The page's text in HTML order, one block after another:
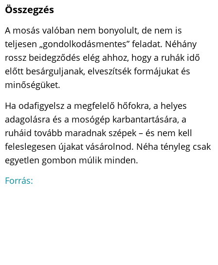
Összegzés
A mosás valóban nem bonyolult, de nem is
teljesen „gondolkodásmentes” feladat. Néhány
rossz beidegződés elég ahhoz, hogy a ruhák idő
előtt besárguljanak, elveszítsék formájukat és
minőségüket.
Ha odafigyelsz a megfelelő hőfokra, a helyes
adagolásra és a mosógép karbantartására, a
ruháid tovább maradnak szépek – és nem kell
feleslegesen újakat vásárolnod. Néha tényleg csak
egyetlen gombon múlik minden.
Forrás: